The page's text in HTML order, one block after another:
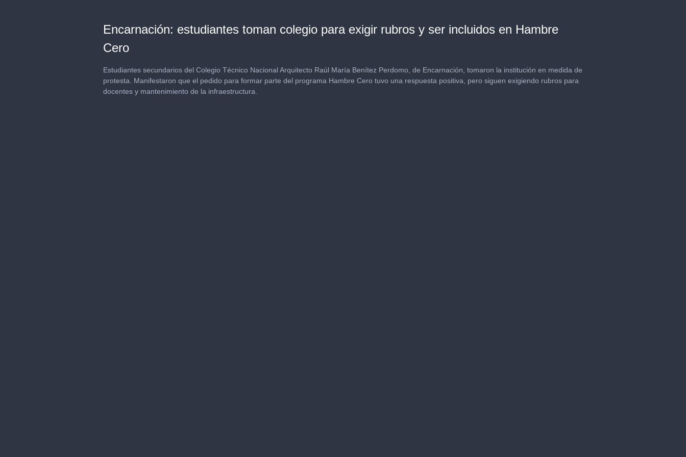
Encarnación: estudiantes toman colegio para exigir rubros y ser incluidos en Hambre
Cero
Estudiantes secundarios del Colegio Técnico Nacional Arquitecto Raúl María Benítez Perdomo, de Encarnación, tomaron la institución en medida de
protesta. Manifestaron que el pedido para formar parte del programa Hambre Cero tuvo una respuesta positiva, pero siguen exigiendo rubros para
docentes y mantenimiento de la infraestructura.